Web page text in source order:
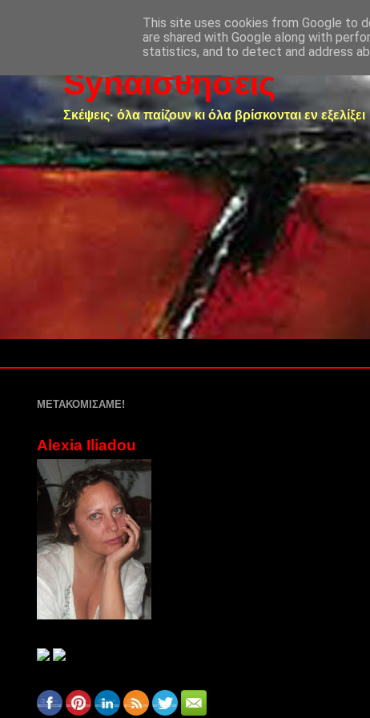
Synαισθήσεις
Σκέψεις· όλα παίζουν κι όλα βρίσκονται εν εξελίξει
ΜΕΤΑΚΟΜΙΣΑΜΕ!
Alexia Iliadou
This site uses cookies from Google to
are shared with Google along with
statistics, and to detect and address